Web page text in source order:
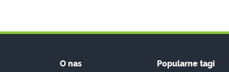
O nas Popularne tagi